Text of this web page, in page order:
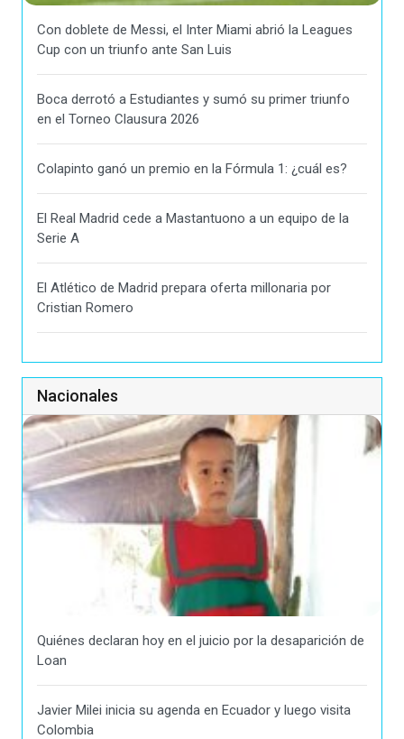
Con doblete de Messi, el Inter Miami abrió la Leagues
Cup con un triunfo ante San Luis
Boca derrotó a Estudiantes y sumó su primer triunfo
en el Torneo Clausura 2026
Colapinto ganó un premio en la Fórmula 1: ¿cuál es?
El Real Madrid cede a Mastantuono a un equipo de la
Serie A
El Atlético de Madrid prepara oferta millonaria por
Cristian Romero
Nacionales
Quiénes declaran hoy en el juicio por la desaparición de
Loan
Javier Milei inicia su agenda en Ecuador y luego visita
Colombia